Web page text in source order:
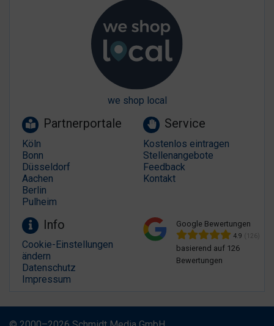
we shop local
Partnerportale
Köln
Bonn
Düsseldorf
Aachen
Berlin
Pulheim
Service
Kostenlos eintragen
Stellenangebote
Feedback
Kontakt
Info
Cookie-Einstellungen
ändern
Datenschutz
Impressum
Google Bewertungen
4.9 (126)
basierend auf 126
Bewertungen